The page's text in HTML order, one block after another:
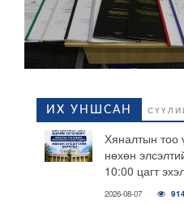
ИХ УНШСАН
Хяналтын тоо
нөхөн
10:00 цагт
2026-08-07